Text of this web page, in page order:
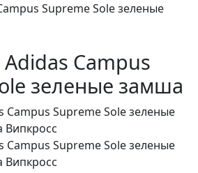
Supreme Sole зеленые
Campus
зеленые замша